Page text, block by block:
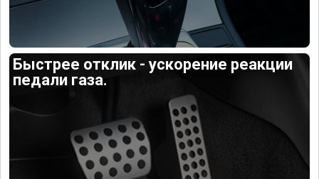
Быстрее отклик - ускорение реакции
педали газа.